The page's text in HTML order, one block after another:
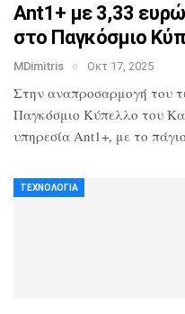
Ant1+ με 3,33
στο Παγκόσμιο
MDimitris Οκτ 17, 2025
Στην αναπροσαρμογή του
Παγκόσμιο Κύπελλο του
υπηρεσία Ant1+, με το
ΤΕΧΝΟΛΟΓΊΑ